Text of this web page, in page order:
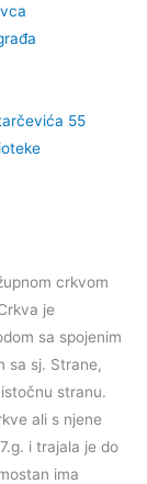
55
crkvom
je
sa spojenim
sa sj. Strane,
stranu.
ali s njene
i trajala je do
ima